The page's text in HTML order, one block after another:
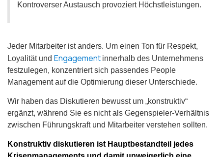
Kontroverser Austausch provoziert Höchstleistungen.
Jeder Mitarbeiter ist anders. Um einen Ton für Respekt,
Loyalität und Engagement innerhalb des Unternehmens
festzulegen, konzentriert sich passendes People
Management auf die Optimierung dieser Unterschiede.
Wir haben das Diskutieren bewusst um „konstruktiv“
ergänzt, während Sie es nicht als Gegenspieler-Verhältnis
zwischen Führungskraft und Mitarbeiter verstehen sollten.
Konstruktiv diskutieren ist Hauptbestandteil jedes